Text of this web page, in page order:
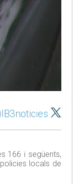
166 i següents,
locals de